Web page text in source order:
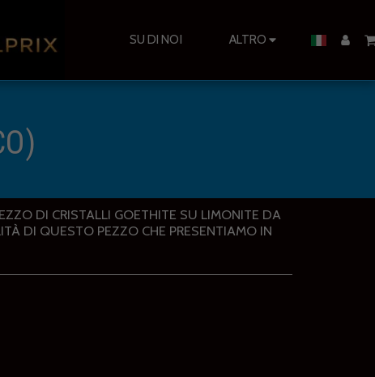
SU DI NOI ALTRO
DI CRISTALLI GOETHITE SU LIMONITE DA
DI QUESTO PEZZO CHE PRESENTIAMO IN